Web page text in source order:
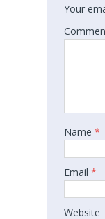
Your
Name *
Email *
Website